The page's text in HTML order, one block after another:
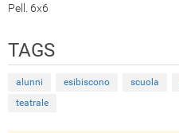
Pell. 6x6
TAGS
alunni esibiscono scuola
teatrale